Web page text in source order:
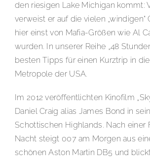
den riesigen Lake Michigan kommt:
verweist er auf die vielen „windigen“
hier einst von Mafia-Größen wie Al
wurden. In unserer Reihe „48
besten Tipps für einen Kurztrip in
Metropole der USA.
Im 2012 veröffentlichten Kinofilm
Daniel Craig alias James Bond in
Schottischen Highlands. Nach einer
Nacht steigt 007 am Morgen aus
schönen Aston Martin DB5 und